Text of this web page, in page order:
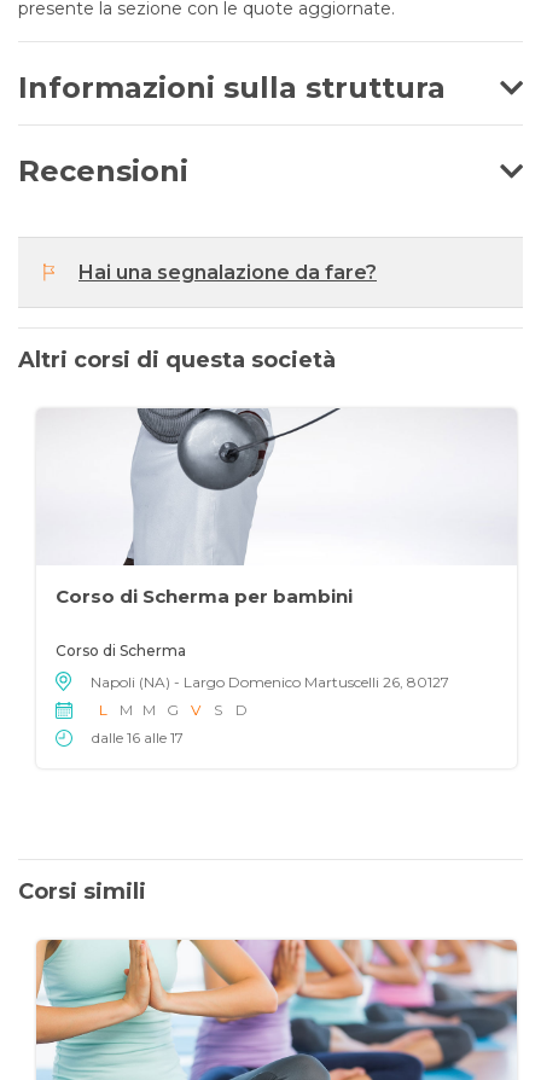
presente la sezione con le quote aggiornate.
Informazioni sulla struttura
Recensioni
Hai una segnalazione da fare?
Altri corsi di questa società
Corso di Scherma per bambini
Corso di Scherma
Napoli (NA) - Largo Domenico Martuscelli 26, 80127
L
M M G V S
D
dalle 16 alle 17
Corsi simili